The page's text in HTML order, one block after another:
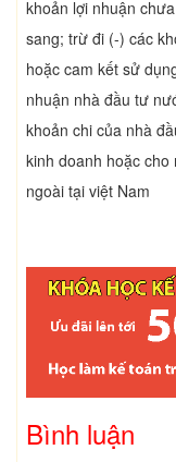
khoản lợi nhuận
sang; trừ đi (-) các
hoặc cam kết sử
nhuận nhà đầu tư
khoản chi của nhà
kinh doanh hoặc
ngoài tại việt Nam
Bình luận